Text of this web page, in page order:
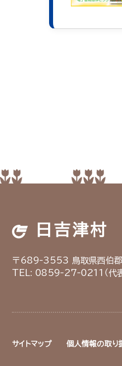
日吉津村
〒689-3553 鳥取県西伯
TEL: 0859-27-0211（代表
サイトマップ 個人情報の取り